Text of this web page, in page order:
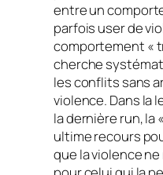
entre un
parfois user de
comportement «
cherche
les conflits sans
violence. Dans la
la dernière run, la «
ultime recours
que la violence ne